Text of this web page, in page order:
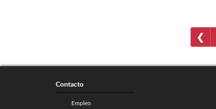
❮
Contacto
Empleo